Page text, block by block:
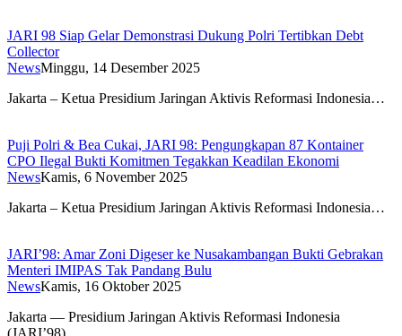
JARI 98 Siap Gelar Demonstrasi Dukung Polri Tertibkan Debt
Collector
NewsMinggu, 14 Desember 2025
Jakarta – Ketua Presidium Jaringan Aktivis Reformasi Indonesia…
Puji Polri & Bea Cukai, JARI 98: Pengungkapan 87 Kontainer
CPO Ilegal Bukti Komitmen Tegakkan Keadilan Ekonomi
NewsKamis, 6 November 2025
Jakarta – Ketua Presidium Jaringan Aktivis Reformasi Indonesia…
JARI’98: Amar Zoni Digeser ke Nusakambangan Bukti Gebrakan
Menteri IMIPAS Tak Pandang Bulu
NewsKamis, 16 Oktober 2025
Jakarta — Presidium Jaringan Aktivis Reformasi Indonesia